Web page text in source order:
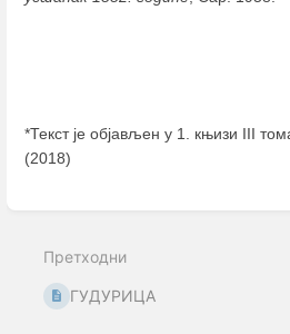
*Текст је објављен у 1. књизи III
(2018)
mode
Претходни
ГУДУРИЦА